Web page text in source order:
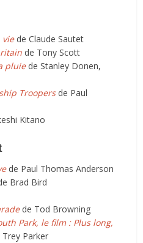
vie de Claude Sautet
de Tony Scott
pluie de Stanley Donen,
Troopers de Paul
Kitano
de Paul Thomas Anderson
Brad Bird
de Tod Browning
Park, le film : Plus long,
Trey Parker